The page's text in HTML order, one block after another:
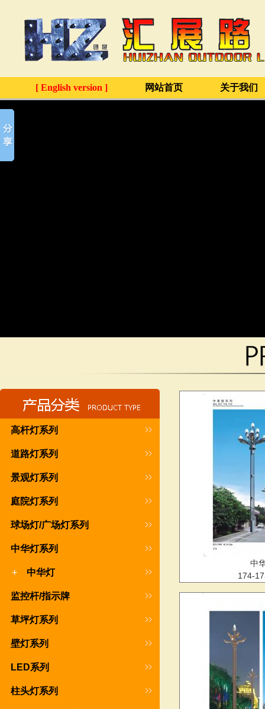
[ English version ] 网站首页 关于我们
高杆灯系列
道路灯系列
景观灯系列
庭院灯系列
球场灯/广场灯系列
中华灯系列
+ 中华灯
监控杆/指示牌
草坪灯系列
壁灯系列
LED系列
柱头灯系列
中
174-